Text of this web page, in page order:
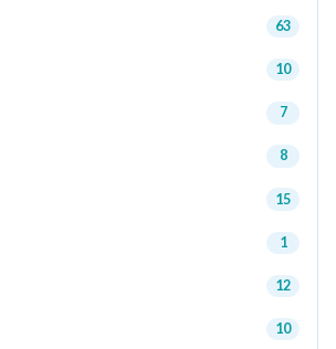
63
10
7
8
15
1
12
10